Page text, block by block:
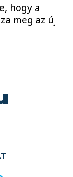
hogy a
meg az új